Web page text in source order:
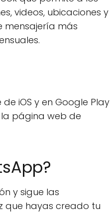
videos, ubicaciones y
mensajería más
iOS y en Google Play
página web de
y sigue las
que hayas creado tu